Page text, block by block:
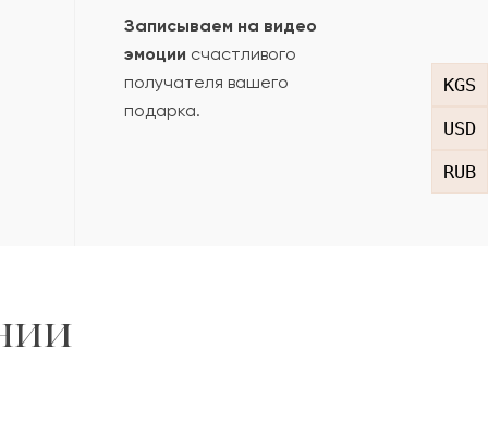
KGS
USD
RUB
Записываем на видео
эмоции счастливого
получателя вашего
подарка.